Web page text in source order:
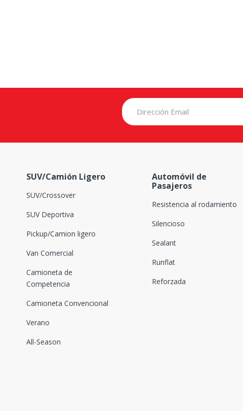
SUV/Camión Ligero
SUV/Crossover
SUV Deportiva
Pickup/Camion ligero
Van Comercial
Camioneta de
Competencia
Camioneta Convencional
Verano
All-Season
Automóvil de
Pasajeros
Resistencia al rodamiento
Silencioso
Sealant
Runflat
Reforzada